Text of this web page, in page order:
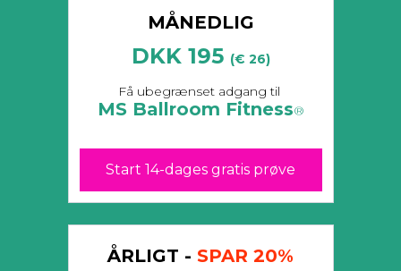
MÅNEDLIG
DKK 195 (€ 26)
​​Få ubegrænset adgang til
MS Ballroom Fitness®
Start 14-dages gratis prøve
ÅRLIGT - SPAR 20%